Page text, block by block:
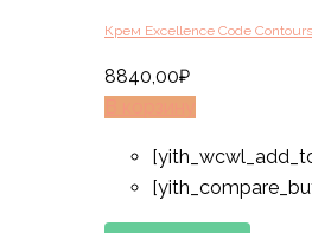
Крем Excellence Code Contours
8840,00₽